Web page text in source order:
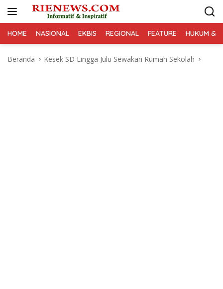
HOME NASIONAL EKBIS REGIONAL FEATURE HUKUM &
Beranda Kesek SD Lingga Julu Sewakan Rumah Sekolah